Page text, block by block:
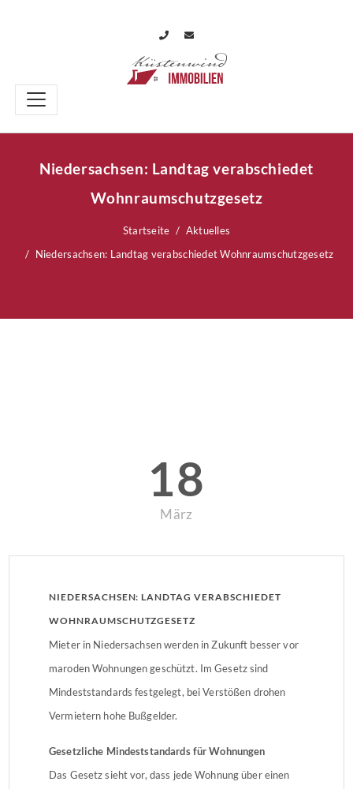
Niedersachsen: Landtag verabschiedet
Wohnraumschutzgesetz
Startseite
Aktuelles
Niedersachsen: Landtag verabschiedet Wohnraumschutzgesetz
18
März
NIEDERSACHSEN: LANDTAG VERABSCHIEDET
WOHNRAUMSCHUTZGESETZ
Mieter in Niedersachsen werden in Zukunft besser vor
maroden Wohnungen geschützt. Im Gesetz sind
Mindeststandards festgelegt, bei Verstößen drohen
Vermietern hohe Bußgelder.
Gesetzliche Mindeststandards für Wohnungen
Das Gesetz sieht vor, dass jede Wohnung über einen